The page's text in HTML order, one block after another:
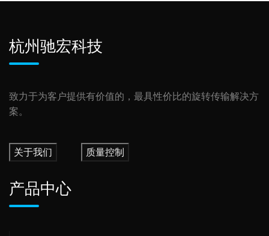
杭州驰宏科技
致力于为客户提供有价值的，最具性价比的旋转传输解决方
案。
关于我们 质量控制
产品中心